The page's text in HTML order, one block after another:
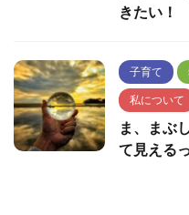
きたい！
子育て
私について
ま、まぶ
て見える